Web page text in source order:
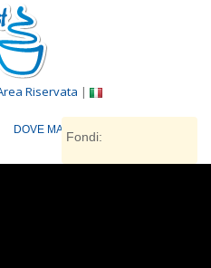
Riservata |
DOVE MANGIARE
Fondi: